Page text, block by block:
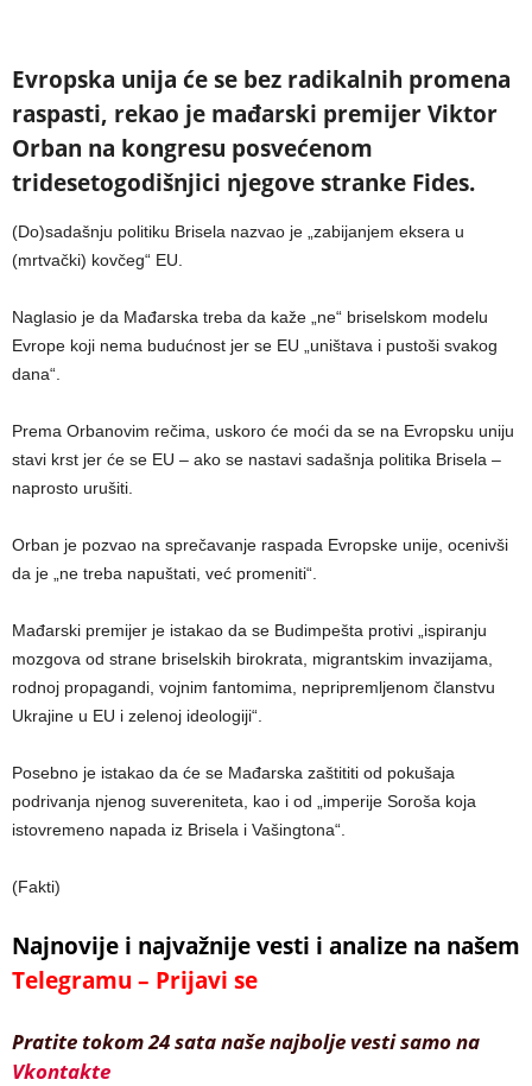
Evropska unija će se bez radikalnih promena
raspasti, rekao je mađarski premijer Viktor
Orban na kongresu posvećenom
tridesetogodišnjici njegove stranke Fides.
(Do)sadašnju politiku Brisela nazvao je „zabijanjem eksera u
(mrtvački) kovčeg“ EU.
Naglasio je da Mađarska treba da kaže „ne“ briselskom modelu
Evrope koji nema budućnost jer se EU „uništava i pustoši svakog
dana“.
Prema Orbanovim rečima, uskoro će moći da se na Evropsku uniju
stavi krst jer će se EU – ako se nastavi sadašnja politika Brisela –
naprosto urušiti.
Orban je pozvao na sprečavanje raspada Evropske unije, ocenivši
da je „ne treba napuštati, već promeniti“.
Mađarski premijer je istakao da se Budimpešta protivi „ispiranju
mozgova od strane briselskih birokrata, migrantskim invazijama,
rodnoj propagandi, vojnim fantomima, nepripremljenom članstvu
Ukrajine u EU i zelenoj ideologiji“.
Posebno je istakao da će se Mađarska zaštititi od pokušaja
podrivanja njenog suvereniteta, kao i od „imperije Soroša koja
istovremeno napada iz Brisela i Vašingtona“.
(Fakti)
Najnovije i najvažnije vesti i analize na našem
Telegramu – Prijavi se
Pratite tokom 24 sata naše najbolje vesti samo na
Vkontakte